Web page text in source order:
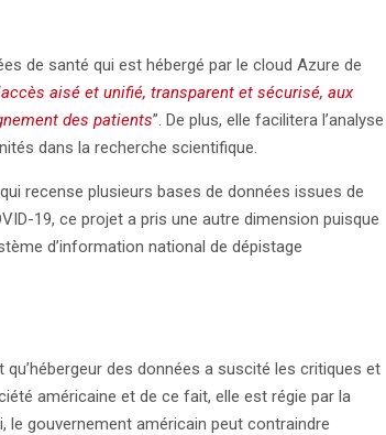
de santé qui est hébergé par le cloud Azure de
accès aisé et unifié, transparent et sécurisé, aux
des patients”. De plus, elle facilitera l’analyse
dans la recherche scientifique.
recense plusieurs bases de données issues de
19, ce projet a pris une autre dimension puisque
d’information national de dépistage
des données a suscité les critiques et
américaine et de ce fait, elle est régie par la
le gouvernement américain peut contraindre